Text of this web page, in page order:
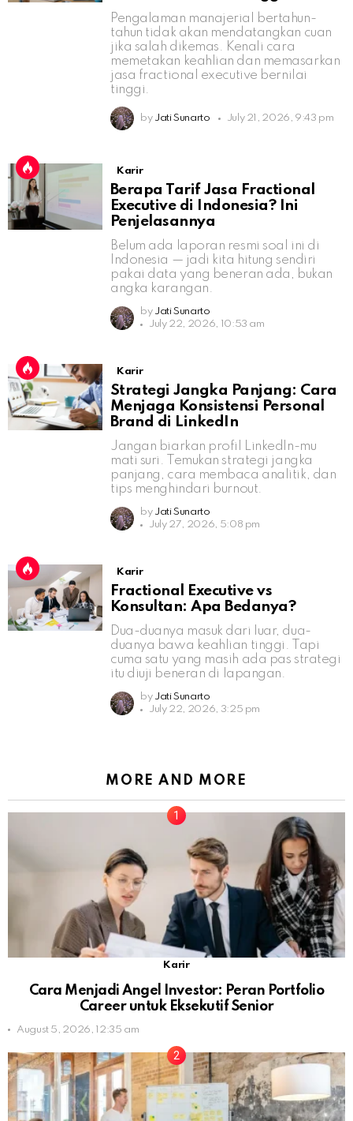
Pengalaman manajerial bertahun-
tahun tidak akan mendatangkan cuan
jika salah dikemas. Kenali cara
memetakan keahlian dan memasarkan
jasa fractional executive bernilai
tinggi.
by Jati Sunarto July 21, 2026, 9:43 pm
Karir
Berapa Tarif Jasa Fractional
Executive di Indonesia? Ini
Penjelasannya
Belum ada laporan resmi soal ini di
Indonesia — jadi kita hitung sendiri
pakai data yang beneran ada, bukan
angka karangan.
by Jati Sunarto
July 22, 2026, 10:53 am
Karir
Strategi Jangka Panjang: Cara
Menjaga Konsistensi Personal
Brand di LinkedIn
Jangan biarkan profil LinkedIn-mu
mati suri. Temukan strategi jangka
panjang, cara membaca analitik, dan
tips menghindari burnout.
by Jati Sunarto
July 27, 2026, 5:08 pm
Karir
Fractional Executive vs
Konsultan: Apa Bedanya?
Dua-duanya masuk dari luar, dua-
duanya bawa keahlian tinggi. Tapi
cuma satu yang masih ada pas strategi
itu diuji beneran di lapangan.
by Jati Sunarto
July 22, 2026, 3:25 pm
MORE AND MORE
Karir
Cara Menjadi Angel Investor: Peran Portfolio
Career untuk Eksekutif Senior
August 5, 2026, 12:35 am